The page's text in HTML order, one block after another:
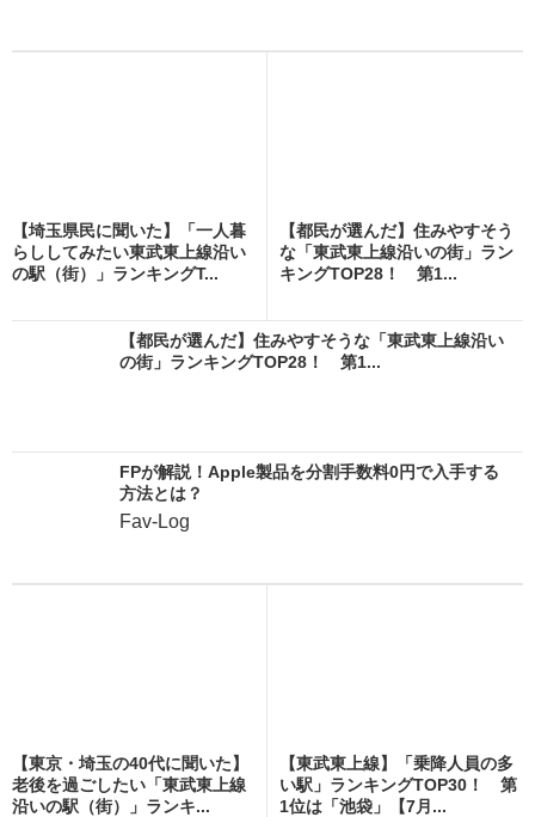
【埼玉県民に聞いた】「一人暮
らししてみたい東武東上線沿い
の駅（街）」ランキングT...
【都民が選んだ】住みやすそう
な「東武東上線沿いの街」ラン
キングTOP28！ 第1...
【都民が選んだ】住みやすそうな「東武東上線沿い
の街」ランキングTOP28！ 第1...
FPが解説！Apple製品を分割手数料0円で入手する
方法とは？
Fav-Log
【東京・埼玉の40代に聞いた】
老後を過ごしたい「東武東上線
沿いの駅（街）」ランキ...
【東武東上線】「乗降人員の多
い駅」ランキングTOP30！ 第
1位は「池袋」【7月...